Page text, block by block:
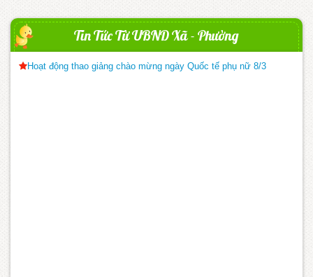
Tin Tức Từ UBND Xã - Phường
Hoạt động thao giảng chào mừng ngày Quốc tế phụ nữ 8/3